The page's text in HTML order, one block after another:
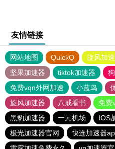
友情链接
网站地图 QuickQ 旋风加
坚果加速器
tiktok加速器
免费vqn外网加速
小蓝鸟
旋风加速器
八戒看书
免费
黑豹加速器
一元机场 IOS
极光加速器官网
快连加速器